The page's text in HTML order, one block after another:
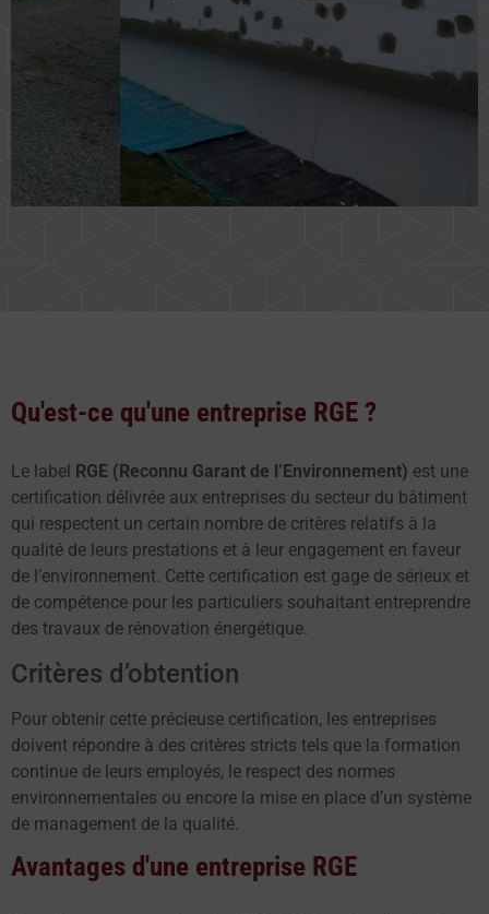
Qu'est-ce qu'une entreprise RGE ?
Le label RGE (Reconnu Garant de l’Environnement) est une
certification délivrée aux entreprises du secteur du bâtiment
qui respectent un certain nombre de critères relatifs à la
qualité de leurs prestations et à leur engagement en faveur
de l’environnement. Cette certification est gage de sérieux et
de compétence pour les particuliers souhaitant entreprendre
des travaux de rénovation énergétique.
Critères d’obtention
Pour obtenir cette précieuse certification, les entreprises
doivent répondre à des critères stricts tels que la formation
continue de leurs employés, le respect des normes
environnementales ou encore la mise en place d’un système
de management de la qualité.
Avantages d'une entreprise RGE